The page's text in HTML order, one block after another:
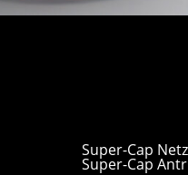
Super-Cap
Super-Cap